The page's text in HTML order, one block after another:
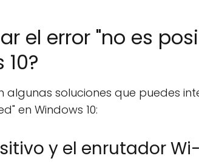
el error "no es
algunas soluciones que puedes
en Windows 10:
y el enrutador